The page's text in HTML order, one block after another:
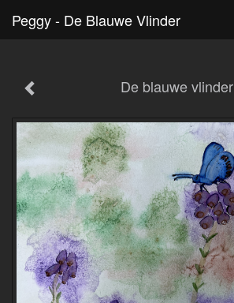
Peggy - De Blauwe Vlinder
De blauwe vlinder